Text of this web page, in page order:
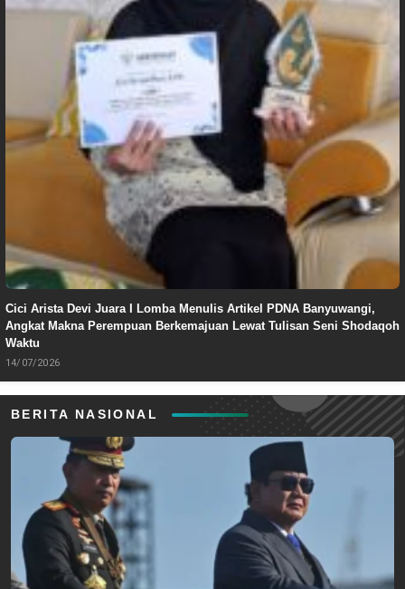
Cici Arista Devi Juara I Lomba Menulis Artikel PDNA Banyuwangi,
Angkat Makna Perempuan Berkemajuan Lewat Tulisan Seni Shodaqoh
Waktu
14/07/2026
BERITA NASIONAL